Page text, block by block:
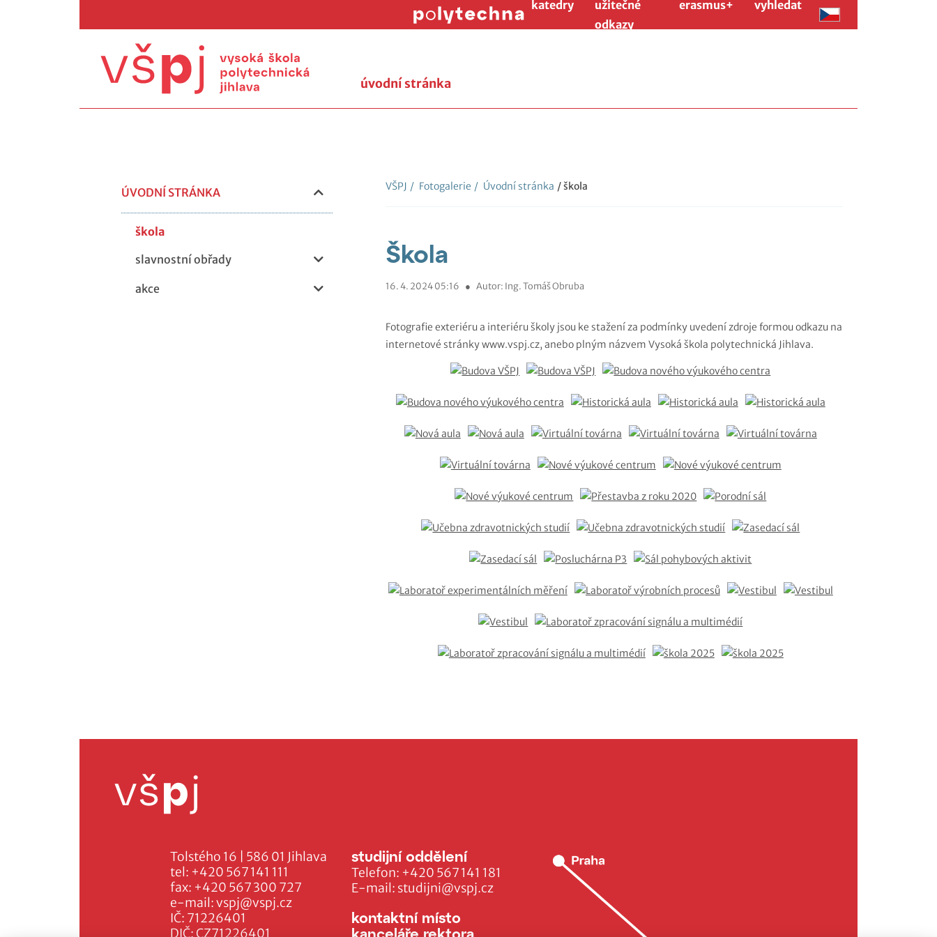
katedry
užitečné
odkazy
erasmus+ vyhledat
úvodní stránka
ÚVODNÍ STRÁNKA
škola
slavnostní obřady
akce
VŠPJ / Fotogalerie / Úvodní stránka / škola
Škola
16. 4. 2024 05:16 ● Autor: Ing. Tomáš Obruba
Fotografie exteriéru a interiéru školy jsou ke stažení za podmínky uvedení zdroje formou odkazu na
internetové stránky www.vspj.cz, anebo plným názvem Vysoká škola polytechnická Jihlava.
Tolstého 16 | 586 01 Jihlava
tel: +420 567 141 111
fax: +420 567 300 727
e-mail:vspj@vspj.cz
IČ: 71226401
DIČ: CZ71226401
studijní oddělení
Telefon: +420 567 141 181
E-mail: studijni@vspj.cz
kontaktní místo
kanceláře rektora